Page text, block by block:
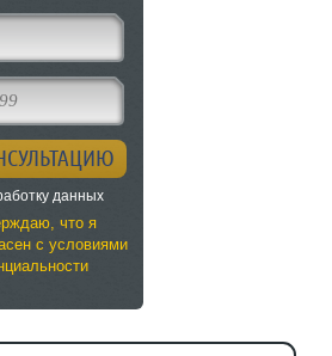
данных
что я
с условиями